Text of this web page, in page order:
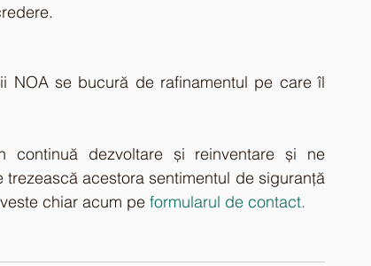
NOA se bucură de rafinamentul pe care îl
continuă dezvoltare și reinventare și ne
acestora sentimentul de siguranță
chiar acum pe formularul de contact.